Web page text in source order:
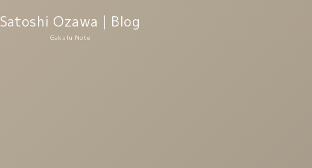
Satoshi Ozawa | Blog
Gakufu Note